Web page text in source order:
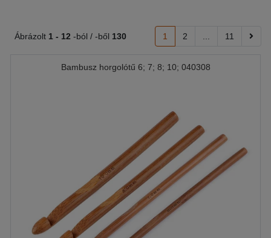
Ábrázolt 1 - 12 -ból / -ből 130 1 2 11
Bambusz horgolótű 6; 7; 8; 10; 040308